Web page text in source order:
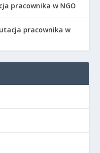
pracownika w NGO
pracownika w